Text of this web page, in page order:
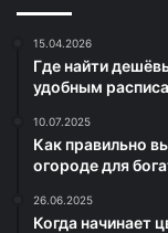
15.04.2026
Где найти
удобным
10.07.2025
Как правильно
огороде для
26.06.2025
Когда начинает